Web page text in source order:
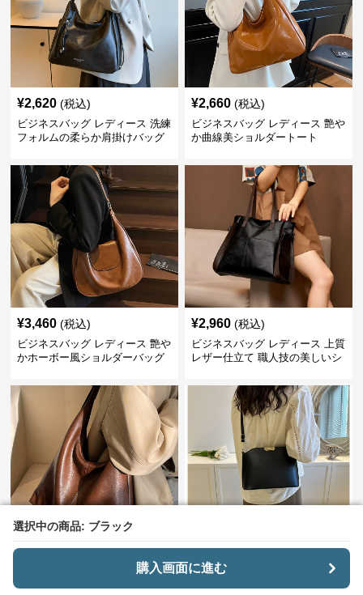
選択中の商品: ブラック
購入画面に進む
選択中の商品: ブラック
購入画面に進む
¥2,620 (税込)
ビジネスバッグ レディース 洗練
フォルムの柔らか肩掛けバッグ
¥2,660 (税込)
ビジネスバッグ レディース 艶や
か曲線美ショルダートート
¥3,460 (税込)
ビジネスバッグ レディース 艶や
かホーボー風ショルダーバッグ
¥2,960 (税込)
ビジネスバッグ レディース 上質
レザー仕立て 職人技の美しいシ
¥3,740 (税込)
ビジネスバッグ レディース 上質
レザーホーボーショルダー
¥2,660 (税込)
ビジネスバッグ レディース 上品
シンプル 艶やか斜め掛けバッグ